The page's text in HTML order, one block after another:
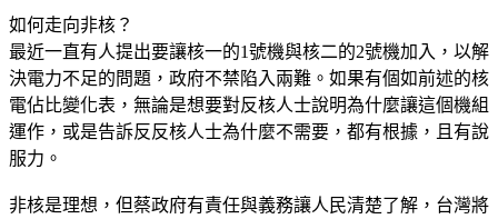
如何走向非核？
最近一直有人提出要讓核一的1號機與核二的2號機加入，以解
決電力不足的問題，政府不禁陷入兩難。如果有個如前述的核
電佔比變化表，無論是想要對反核人士說明為什麼讓這個機組
運作，或是告訴反反核人士為什麼不需要，都有根據，且有說
服力。
非核是理想，但蔡政府有責任與義務讓人民清楚了解，台灣將